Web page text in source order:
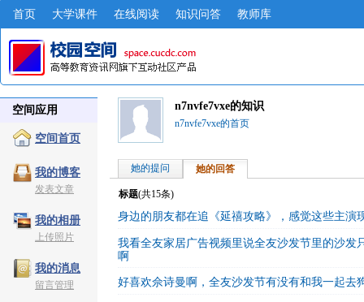
首页 大学课件 在线阅读 知识问答 教师库
空间应用
空间首页
我的博客
发表文章
我的相册
上传照片
我的消息
留言管理
n7nvfe7vxe的知识
n7nvfe7vxe的首页
她的提问 她的回答
标题(共15条)
身边的朋友都在追《延禧攻略》，感觉这些主演
我看全友家居广告视频里说全友沙发节里的沙发
啊
好喜欢佘诗曼啊，全友沙发节有没有和我一起去